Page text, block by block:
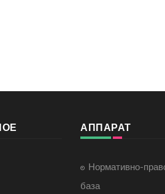
АППАРАТ
Нормативно-
база